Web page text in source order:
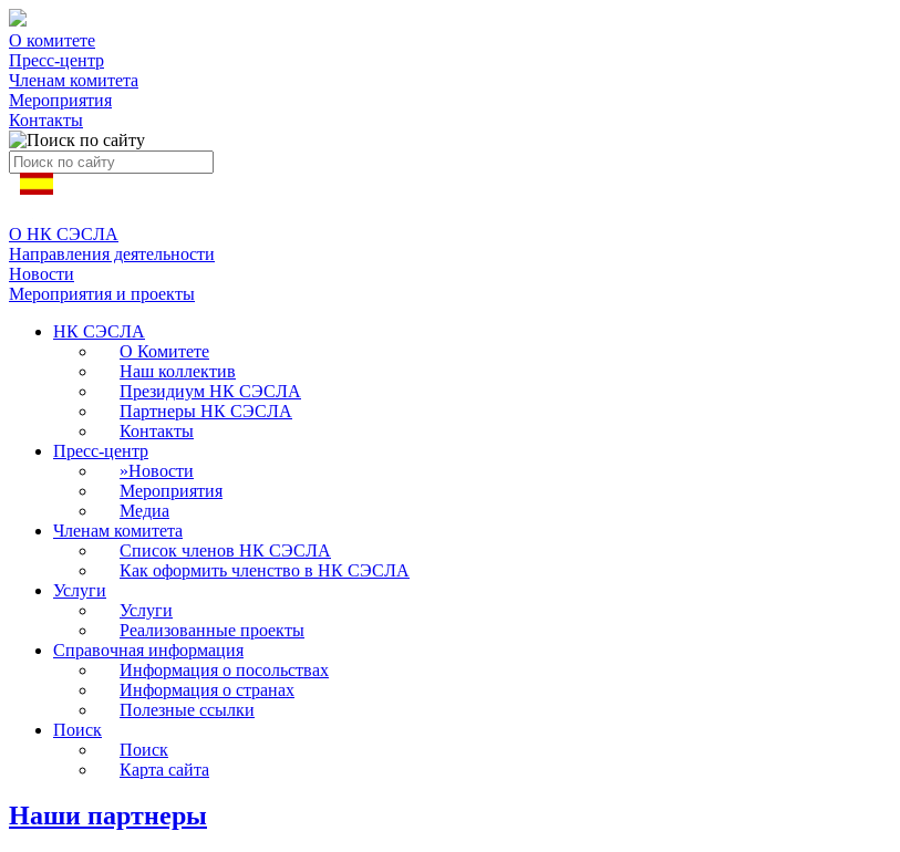
О комитете
Пресс-центр
Членам комитета
Мероприятия
Контакты
О НК СЭСЛА
Направления деятельности
Новости
Мероприятия и проекты
НК СЭСЛА
О Комитете
Наш коллектив
Президиум НК СЭСЛА
Партнеры НК СЭСЛА
Контакты
Пресс-центр
»Новости
Мероприятия
Медиа
Членам комитета
Список членов НК СЭСЛА
Как оформить членство в НК СЭСЛА
Услуги
Услуги
Реализованные проекты
Справочная информация
Информация о посольствах
Информация о странах
Полезные ссылки
Поиск
Поиск
Карта сайта
Наши партнеры